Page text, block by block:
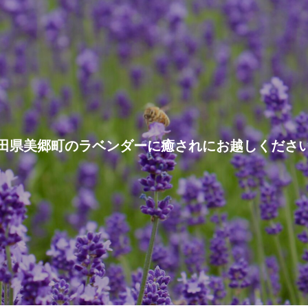
県美郷町のラベンダーに癒されにお越しくださ